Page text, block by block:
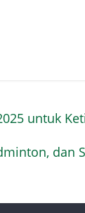
untuk
dan